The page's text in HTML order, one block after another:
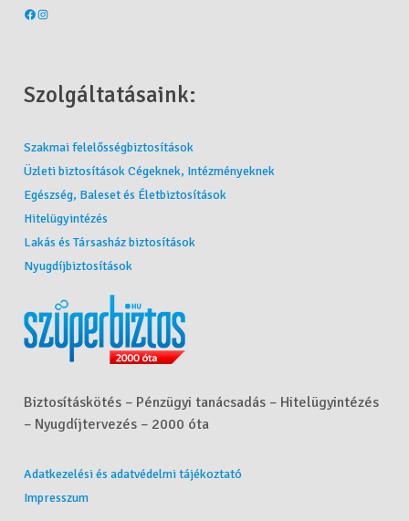
Szolgáltatásaink:
Szakmai felelősségbiztosítások
Üzleti biztosítások Cégeknek, Intézményeknek
Egészség, Baleset és Életbiztosítások
Hitelügyintézés
Lakás és Társasház biztosítások
Nyugdíjbiztosítások
Biztosításkötés – Pénzügyi tanácsadás – Hitelügyintézés
– Nyugdíjtervezés – 2000 óta
Adatkezelési és adatvédelmi tájékoztató
Impresszum